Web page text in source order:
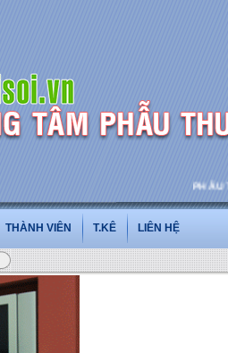
PHẪU
THÀNH VIÊN T.KÊ LIÊN HỆ